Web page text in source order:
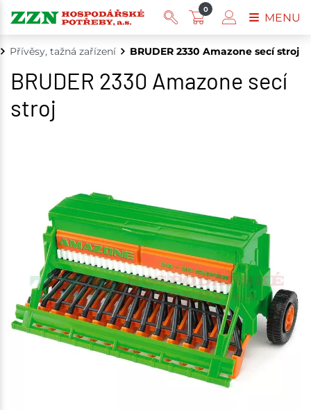
Přívěsy, tažná zařízení BRUDER 2330 Amazone secí stroj
BRUDER 2330 Amazone secí
stroj
0
MENU